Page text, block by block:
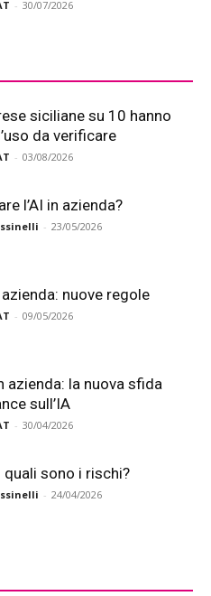
- 30/07/2026
siciliane su 10 hanno
da verificare
- 03/08/2026
l’AI in azienda?
- 23/05/2026
azienda: nuove regole
- 09/05/2026
azienda: la nuova sfida
sull’IA
- 30/04/2026
quali sono i rischi?
- 24/04/2026